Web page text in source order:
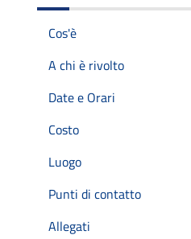
Cos'è
A chi è rivolto
Date e Orari
Costo
Luogo
Punti di contatto
Allegati